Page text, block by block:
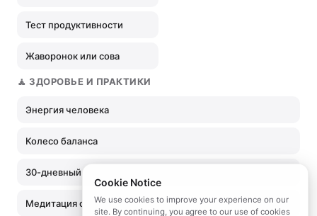
Cookie Notice
We use cookies to improve your experience on our
site. By continuing, you agree to our use of cookies
Тест продуктивности
Жаворонок или сова
🧘 ЗДОРОВЬЕ И ПРАКТИКИ
Энергия человека
Колесо баланса
30-дневный вызов
Медитация онлайн